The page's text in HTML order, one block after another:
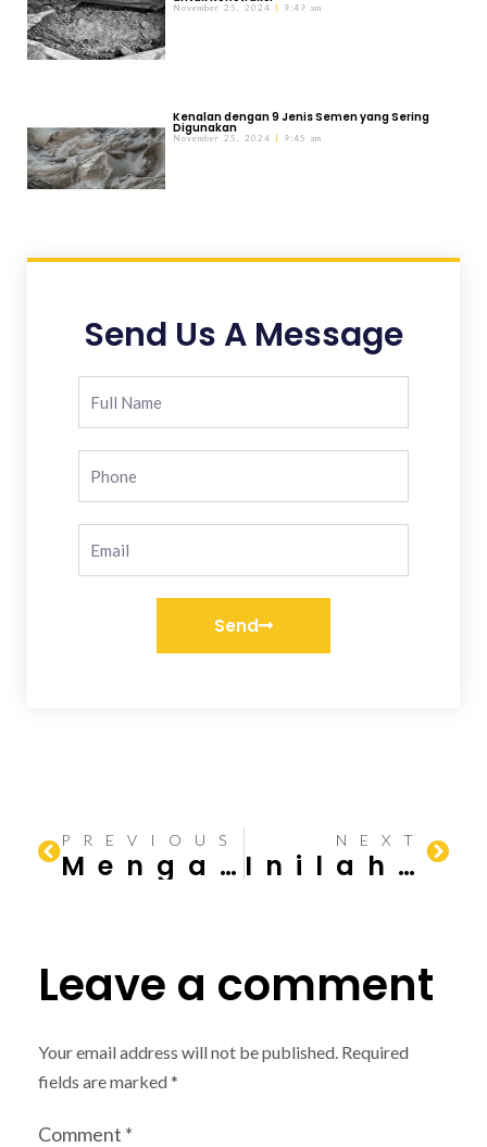
November 25, 2024 9:49 am
Kenalan dengan 9 Jenis Semen yang Sering
Digunakan
November 25, 2024 9:45 am
Send Us A Message
Send
PREVIOUS
Mengatasi Masalah Cat Tembok Rumah yang Melupas saat Musim Hujan
NEXT
Inilah 2 Macam Struktur Pondasi Gedung yang Perlu Diketahui
Leave a comment
Your email address will not be published. Required
fields are marked*
Comment *